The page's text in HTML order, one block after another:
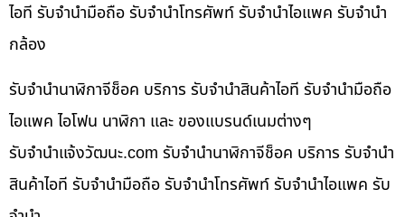
ไอที รับจำนำมือถือ รับจำนำโทรศัพท์ รับจำนำไอแพค รับจำนำ
กล้อง
รับจำนำนาฬิกาจีช็อค บริการ รับจำนำสินค้าไอที รับจำนำมือถือ
ไอแพค ไอโฟน นาฬิกา และ ของแบรนด์เนมต่างๆ
รับจํานําแจ้งวัฒนะ.com รับจำนำนาฬิกาจีช็อค บริการ รับจำนำ
สินค้าไอที รับจำนำมือถือ รับจำนำโทรศัพท์ รับจำนำไอแพค รับ